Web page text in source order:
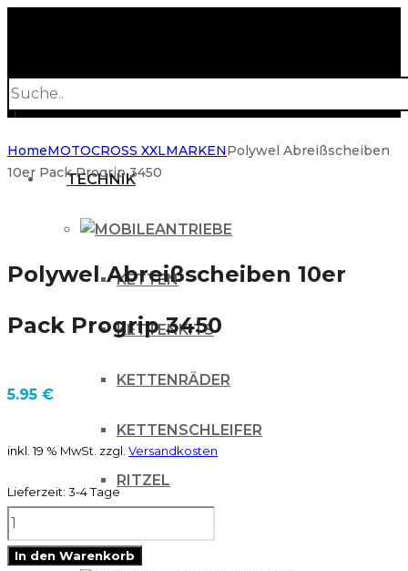
search
TECHNIK
ANTRIEBE
KETTEN
KETTENKITS
KETTENRÄDER
KETTENSCHLEIFER
RITZEL
HomeMOTOCROSS XXLMARKENPolywel Abreißscheiben
10er Pack Progrip 3450
Polywel Abreißscheiben 10er
Pack Progrip 3450
5.95 €
inkl. 19 % MwSt. zzgl. Versandkosten
Lieferzeit: 3-4 Tage
Polywel
Abreißscheiben
In den Warenkorb